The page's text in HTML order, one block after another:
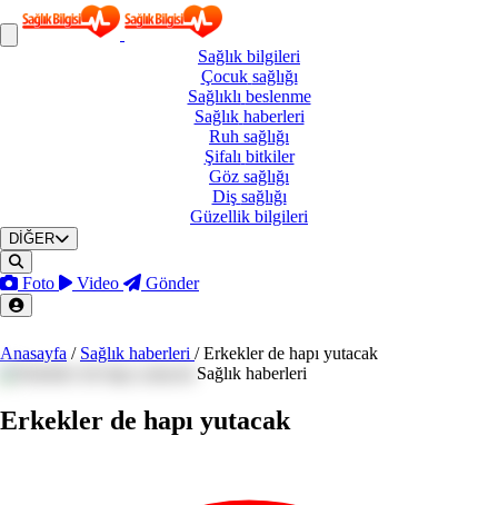
Sağlık bilgileri
Çocuk sağlığı
Sağlıklı beslenme
Sağlık haberleri
Ruh sağlığı
Şifalı bitkiler
Göz sağlığı
Diş sağlığı
Güzellik bilgileri
DİĞER
Foto Video Gönder
Anasayfa / Sağlık haberleri / Erkekler de hapı yutacak
Sağlık haberleri
Erkekler de hapı yutacak